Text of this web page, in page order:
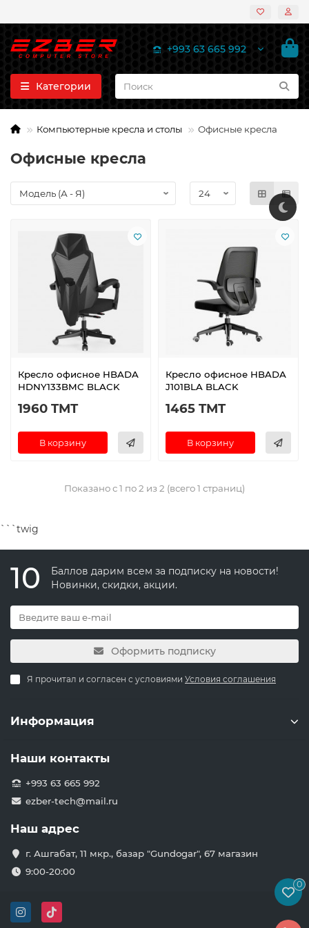
+993 63 665 992
Категории
Компьютерные кресла и столы Офисные кресла
Офисные кресла
Кресло офисное HBADA
HDNY133BMC BLACK
1960 TMT
В корзину
Кресло офисное HBADA
J101BLA BLACK
1465 TMT
В корзину
Показано с 1 по 2 из 2 (всего 1 страниц)
```twig
10
Баллов дарим всем за подписку на новости!
Новинки, скидки, акции.
Оформить подписку
Я прочитал и согласен с условиями Условия соглашения
Информация
Наши контакты
+993 63 665 992
ezber-tech@mail.ru
Наш адрес
г. Ашгабат, 11 мкр., базар "Gundogar", 67 магазин
9:00-20:00
0